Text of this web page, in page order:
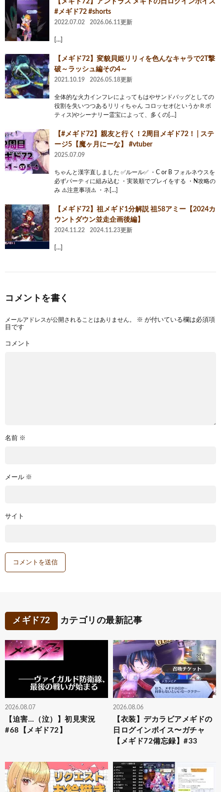
#メギド72 #shorts
2022.07.02 2026.06.11更新
[…]
【メギド72】変貌貝姫リリィを色んなキャラで2T撃
破～ラッシュ編その4～
2021.10.19 2026.05.18更新
全体的な火力インフレによってもはやサンドバッグとしての
役割を失いつつあるリリィちゃん コロッセオ(というかＲボ
ティス)やシーナリー霊宝によって、多くの[…]
【#メギド72】親友と行く！2周目メギド72！ | ステ
ージ5【魔ヶ月にーな】 #vtuber
2025.07.09
ちゃんと漢字直しました ✅ルール✅ ・C or B フォルネウスを
必ずパーティに組み込む ・実装順でプレイをする ・N攻略の
み ⚠️注意事項⚠️ ・ネ[…]
【メギド72】祖メギド1分解説 祖58アミー【2024カ
ウントダウン並走企画後編】
2024.11.22 2024.11.23更新
[…]
コメントを書く
メールアドレスが公開されることはありません。 ※ が付いている欄は必須項
目です
コメント
名前 ※
メール ※
サイト
メギド72 カテゴリの最新記事
2026.08.07
【迫害…（泣）】初見実況
#68【メギド72】
2026.08.06
【衣装】デカラビアメギドの
日ログインボイス〜ガチャ
【メギド72備忘録】#33